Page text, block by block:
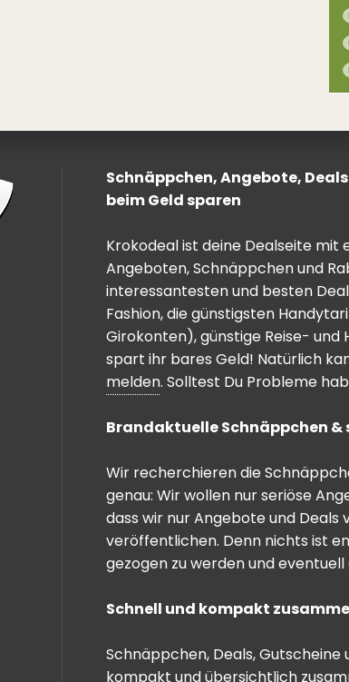
Schnäppchen, Angebote,
beim Geld sparen
Krokodeal ist deine Dealseite mit
Angeboten, Schnäppchen und
interessantesten und besten
Fashion, die günstigsten
Girokonten), günstige Reise- und
spart ihr bares Geld! Natürlich
melden. Solltest Du Probleme
Brandaktuelle Schnäppchen &
Wir recherchieren die
genau: Wir wollen nur seriöse
dass wir nur Angebote und Deals
veröffentlichen. Denn nichts ist
gezogen zu werden und eventuell
Schnell und kompakt
Schnäppchen, Deals,
kompakt und übersichtlich